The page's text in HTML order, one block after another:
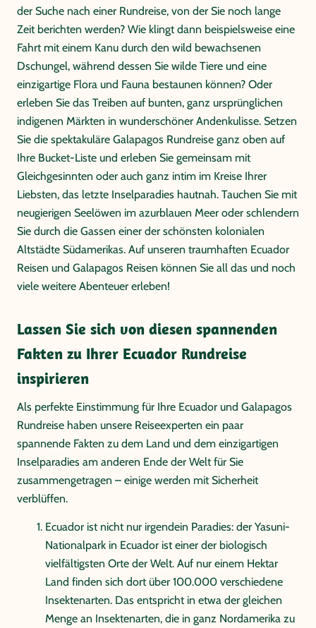
der Suche nach einer Rundreise, von der Sie noch lange
Zeit berichten werden? Wie klingt dann beispielsweise eine
Fahrt mit einem Kanu durch den wild bewachsenen
Dschungel, während dessen Sie wilde Tiere und eine
einzigartige Flora und Fauna bestaunen können? Oder
erleben Sie das Treiben auf bunten, ganz ursprünglichen
indigenen Märkten in wunderschöner Andenkulisse. Setzen
Sie die spektakuläre Galapagos Rundreise ganz oben auf
Ihre Bucket-Liste und erleben Sie gemeinsam mit
Gleichgesinnten oder auch ganz intim im Kreise Ihrer
Liebsten, das letzte Inselparadies hautnah. Tauchen Sie mit
neugierigen Seelöwen im azurblauen Meer oder schlendern
Sie durch die Gassen einer der schönsten kolonialen
Altstädte Südamerikas. Auf unseren traumhaften Ecuador
Reisen und Galapagos Reisen können Sie all das und noch
viele weitere Abenteuer erleben!
Lassen Sie sich von diesen spannenden
Fakten zu Ihrer Ecuador Rundreise
inspirieren
Als perfekte Einstimmung für Ihre Ecuador und Galapagos
Rundreise haben unsere Reiseexperten ein paar
spannende Fakten zu dem Land und dem einzigartigen
Inselparadies am anderen Ende der Welt für Sie
zusammengetragen – einige werden mit Sicherheit
verblüffen.
Ecuador ist nicht nur irgendein Paradies: der Yasuni-
Nationalpark in Ecuador ist einer der biologisch
vielfältigsten Orte der Welt. Auf nur einem Hektar
Land finden sich dort über 100.000 verschiedene
Insektenarten. Das entspricht in etwa der gleichen
Menge an Insektenarten, die in ganz Nordamerika zu